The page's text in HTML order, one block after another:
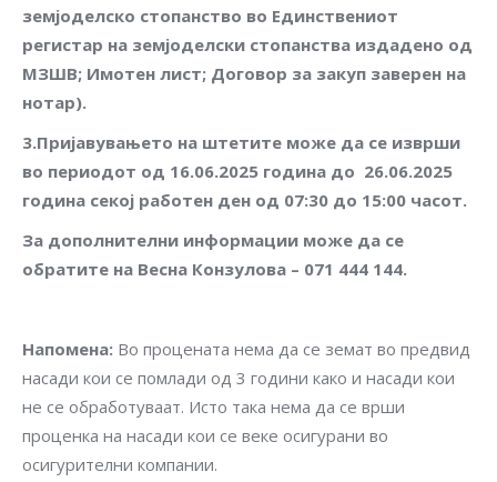
земјоделско стопанство во Единствениот
регистар на земјоделски стопанства издадено од
МЗШВ; Имотен лист; Договор за закуп заверен на
нотар).
3.Пријавувањето на штетите може да се изврши
во периодот од 16.06.2025 година до 26.06.2025
година секој работен ден од 07:30 до 15:00 часот.
За дополнителни информации може да се
обратите на Весна Конзулова – 071 444 144.
Напомена: Во процената нема да се земат во предвид
насади кои се помлади од 3 години како и насади кои
не се обработуваат. Исто така нема да се врши
проценка на насади кои се веке осигурани во
осигурителни компании.